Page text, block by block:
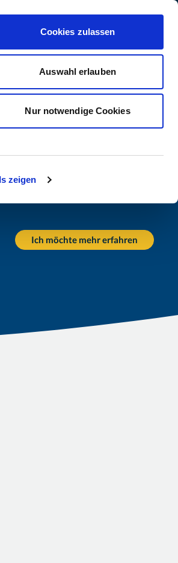
zeigen
Cookies zulassen
Auswahl erlauben
Nur notwendige Cookies
ist Teil der Acturis Group
Kontakt Suche
Ich möchte mehr erfahren